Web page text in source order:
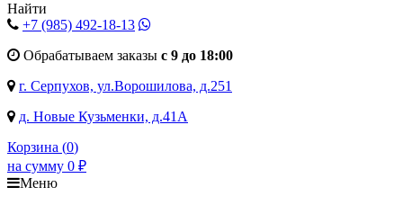
Найти
+7 (985) 492-18-13
Обрабатываем заказы с 9 до 18:00
г. Серпухов, ул.Ворошилова, д.251
д. Новые Кузьменки, д.41А
Корзина (0)
на сумму 0 ₽
Меню